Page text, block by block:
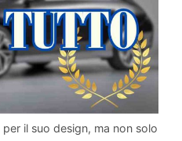
il suo design, ma non solo